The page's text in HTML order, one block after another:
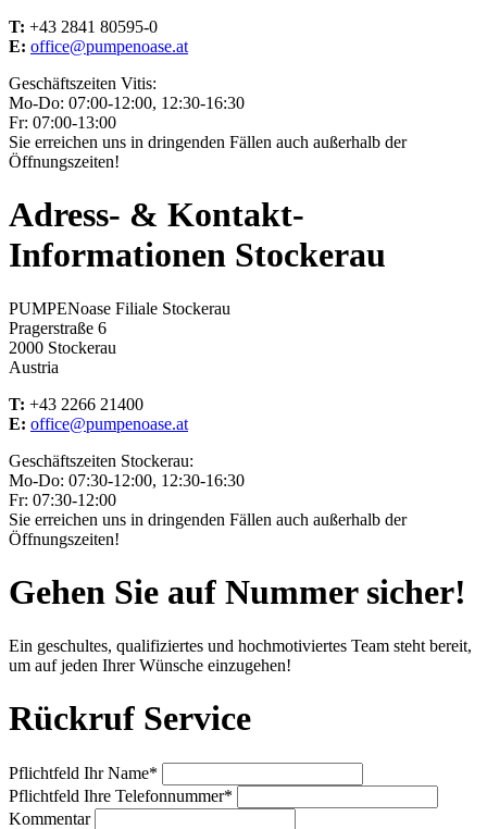
T: +43 2841 80595-0
E: office@pumpenoase.at
Geschäftszeiten Vitis:
Mo-Do: 07:00-12:00, 12:30-16:30
Fr: 07:00-13:00
Sie erreichen uns in dringenden Fällen auch außerhalb der
Öffnungszeiten!
Adress- & Kontakt-
Informationen Stockerau
PUMPENoase Filiale Stockerau
Pragerstraße 6
2000 Stockerau
Austria
T: +43 2266 21400
E: office@pumpenoase.at
Geschäftszeiten Stockerau:
Mo-Do: 07:30-12:00, 12:30-16:30
Fr: 07:30-12:00
Sie erreichen uns in dringenden Fällen auch außerhalb der
Öffnungszeiten!
Gehen Sie auf Nummer sicher!
Ein geschultes, qualifiziertes und hochmotiviertes Team steht bereit,
um auf jeden Ihrer Wünsche einzugehen!
Rückruf Service
Pflichtfeld Ihr Name*
Pflichtfeld Ihre Telefonnummer*
Kommentar